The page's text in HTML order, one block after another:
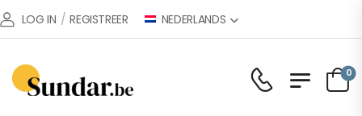
LOG IN / REGISTREER NEDERLANDS
0